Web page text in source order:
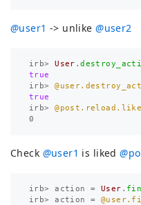
@user1 -> unlike@user2
irb> User .
true
irb>
true
irb>
0
Check @user1 is liked@
irb> action = User .
irb> action =